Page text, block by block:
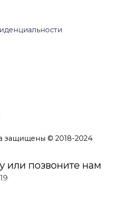
защищены © 2018-2024
или позвоните нам